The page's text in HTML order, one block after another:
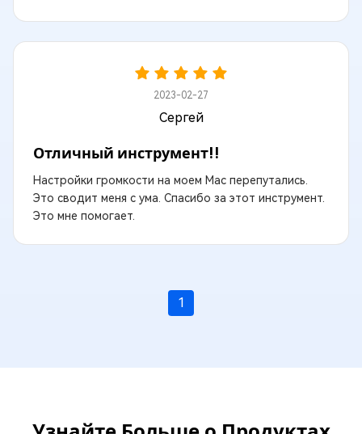
2023-02-27
Сергей
Отличный инструмент!!
Настройки громкости на моем Mac перепутались.
Это сводит меня с ума. Спасибо за этот инструмент.
Это мне помогает.
1